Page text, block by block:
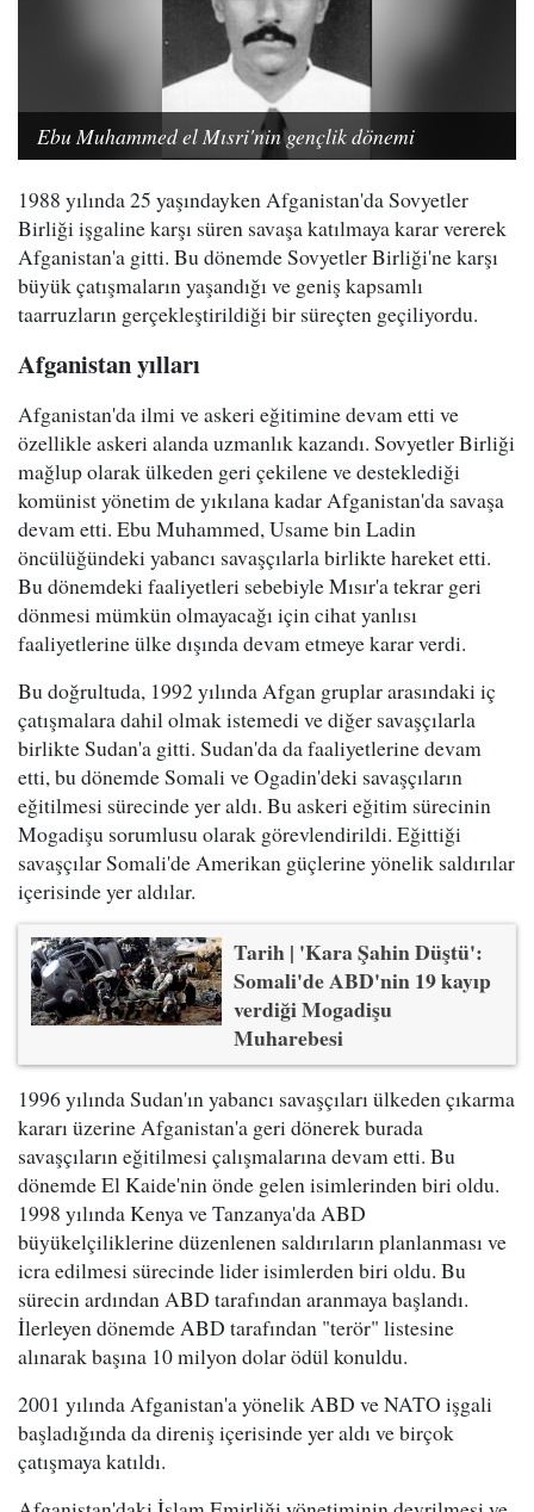
Ebu Muhammed el Mısri'nin gençlik dönemi
1988 yılında 25 yaşındayken Afganistan'da Sovyetler
Birliği işgaline karşı süren savaşa katılmaya karar vererek
Afganistan'a gitti. Bu dönemde Sovyetler Birliği'ne karşı
büyük çatışmaların yaşandığı ve geniş kapsamlı
taarruzların gerçekleştirildiği bir süreçten geçiliyordu.
Afganistan yılları
Afganistan'da ilmi ve askeri eğitimine devam etti ve
özellikle askeri alanda uzmanlık kazandı. Sovyetler Birliği
mağlup olarak ülkeden geri çekilene ve desteklediği
komünist yönetim de yıkılana kadar Afganistan'da savaşa
devam etti. Ebu Muhammed, Usame bin Ladin
öncülüğündeki yabancı savaşçılarla birlikte hareket etti.
Bu dönemdeki faaliyetleri sebebiyle Mısır'a tekrar geri
dönmesi mümkün olmayacağı için cihat yanlısı
faaliyetlerine ülke dışında devam etmeye karar verdi.
Bu doğrultuda, 1992 yılında Afgan gruplar arasındaki iç
çatışmalara dahil olmak istemedi ve diğer savaşçılarla
birlikte Sudan'a gitti. Sudan'da da faaliyetlerine devam
etti, bu dönemde Somali ve Ogadin'deki savaşçıların
eğitilmesi sürecinde yer aldı. Bu askeri eğitim sürecinin
Mogadişu sorumlusu olarak görevlendirildi. Eğittiği
savaşçılar Somali'de Amerikan güçlerine yönelik saldırılar
içerisinde yer aldılar.
Tarih | 'Kara Şahin Düştü':
Somali'de ABD'nin 19 kayıp
verdiği Mogadişu
Muharebesi
1996 yılında Sudan'ın yabancı savaşçıları ülkeden çıkarma
kararı üzerine Afganistan'a geri dönerek burada
savaşçıların eğitilmesi çalışmalarına devam etti. Bu
dönemde El Kaide'nin önde gelen isimlerinden biri oldu.
1998 yılında Kenya ve Tanzanya'da ABD
büyükelçiliklerine düzenlenen saldırıların planlanması ve
icra edilmesi sürecinde lider isimlerden biri oldu. Bu
sürecin ardından ABD tarafından aranmaya başlandı.
İlerleyen dönemde ABD tarafından "terör" listesine
alınarak başına 10 milyon dolar ödül konuldu.
2001 yılında Afganistan'a yönelik ABD ve NATO işgali
başladığında da direniş içerisinde yer aldı ve birçok
çatışmaya katıldı.